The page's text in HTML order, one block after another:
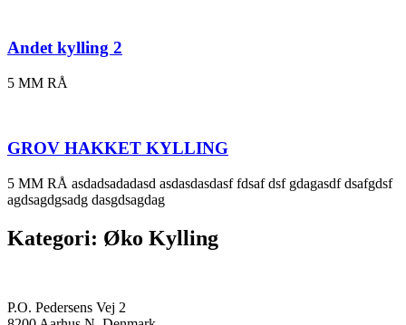
Andet kylling 2
5 MM RÅ
GROV HAKKET KYLLING
5 MM RÅ asdadsadadasd asdasdasdasf fdsaf dsf gdagasdf dsafgdsf
agdsagdgsadg dasgdsagdag
Kategori: Øko Kylling
P.O. Pedersens Vej 2